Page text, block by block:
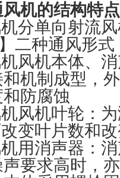
机的结构特点
分单向射流
二种通风形式
风机本体、
机制成型，
防腐蚀
风机叶轮：
变叶片数和
用消声器：
要求高时，